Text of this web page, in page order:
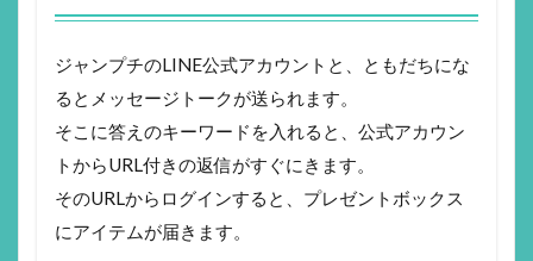
ジャンプチのLINE公式アカウントと、ともだちにな
るとメッセージトークが送られます。
そこに答えのキーワードを入れると、公式アカウン
トからURL付きの返信がすぐにきます。
そのURLからログインすると、プレゼントボックス
にアイテムが届きます。